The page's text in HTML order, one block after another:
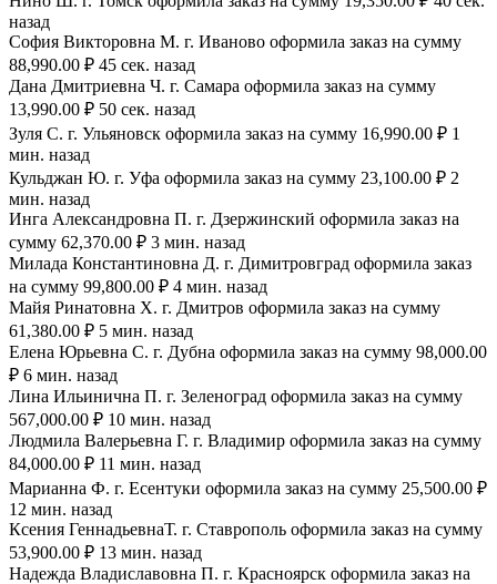
назад
София Викторовна М. г. Иваново оформила заказ на сумму
88,990.00 ₽ 45 сек. назад
Дана Дмитриевна Ч. г. Самара оформила заказ на сумму
13,990.00 ₽ 50 сек. назад
Зуля С. г. Ульяновск оформила заказ на сумму 16,990.00 ₽ 1
мин. назад
Кульджан Ю. г. Уфа оформила заказ на сумму 23,100.00 ₽ 2
мин. назад
Инга Александровна П. г. Дзержинский оформила заказ на
сумму 62,370.00 ₽ 3 мин. назад
Милада Константиновна Д. г. Димитровград оформила заказ
на сумму 99,800.00 ₽ 4 мин. назад
Майя Ринатовна Х. г. Дмитров оформила заказ на сумму
61,380.00 ₽ 5 мин. назад
Елена Юрьевна С. г. Дубна оформила заказ на сумму 98,000.00
₽ 6 мин. назад
Лина Ильинична П. г. Зеленоград оформила заказ на сумму
567,000.00 ₽ 10 мин. назад
Людмила Валерьевна Г. г. Владимир оформила заказ на сумму
84,000.00 ₽ 11 мин. назад
Марианна Ф. г. Есентуки оформила заказ на сумму 25,500.00 ₽
12 мин. назад
Ксения ГеннадьевнаТ. г. Ставрополь оформила заказ на сумму
53,900.00 ₽ 13 мин. назад
Надежда Владиславовна П. г. Красноярск оформила заказ на